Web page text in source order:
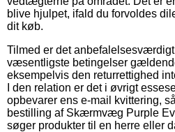
blive hjulpet, ifald du forvoldes
dit køb.
Tilmed er det
væsentligste betingelser
eksempelvis den returrettighed
I den relation er det i øvrigt
opbevarer ens e-mail kvittering,
bestilling af Skærmvæg Purple
søger produkter til en herre eller